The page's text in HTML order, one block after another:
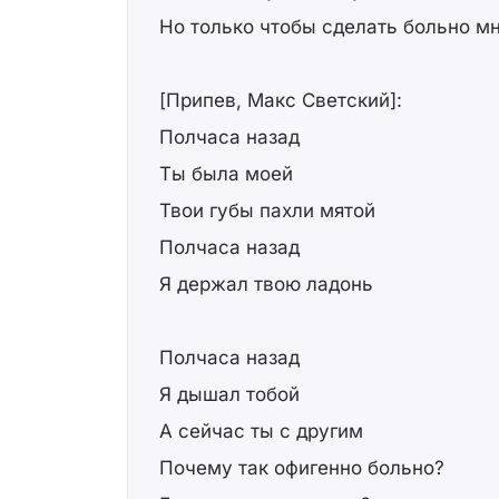
Но только чтобы сделать больно
[Припев, Макс Светский]:
Полчаса назад
Ты была моей
Твои губы пахли мятой
Полчаса назад
Я держал твою ладонь
Полчаса назад
Я дышал тобой
А сейчас ты с другим
Почему так офигенно больно?